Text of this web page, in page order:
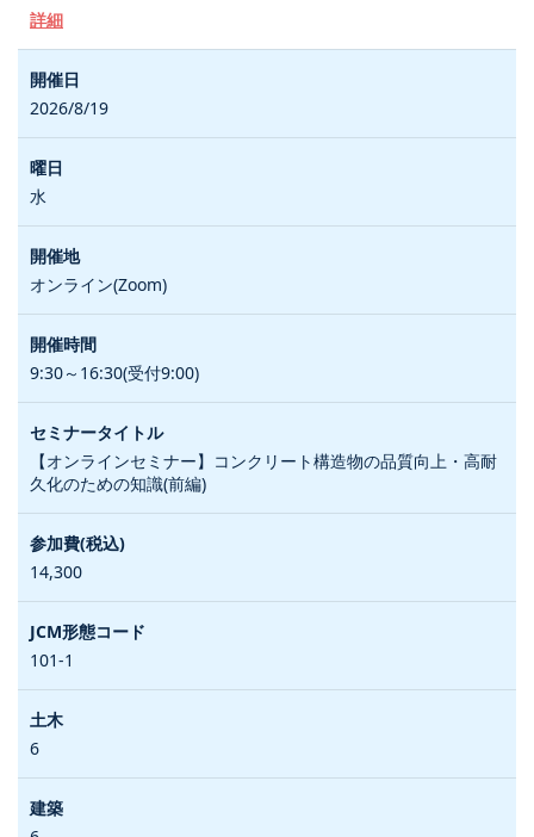
詳細
2026/8/19
水
オンライン(Zoom)
9:30～16:30(受付9:00)
【オンラインセミナー】コンクリート構造物の品質向上・高耐
久化のための知識(前編)
14,300
101-1
6